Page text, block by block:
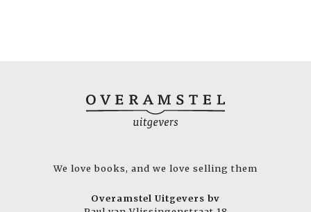
We love books, and we love selling them
Overamstel Uitgevers bv